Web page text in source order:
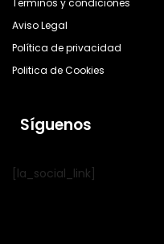
Terminos y condiciones
Aviso Legal
Política de privacidad
Politica de Cookies
Síguenos
[la_social_link]